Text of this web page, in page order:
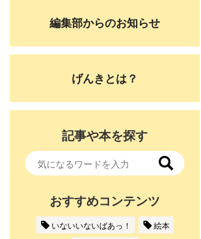
編集部からのお知らせ
げんきとは？
記事や本を探す
おすすめコンテンツ
いないいないばあっ！
絵本